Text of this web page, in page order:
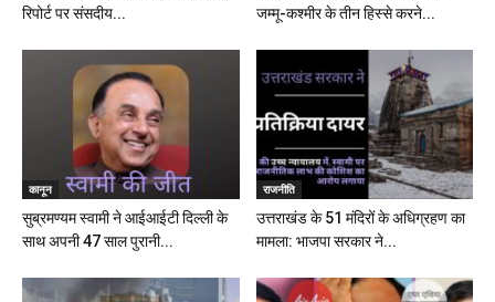
रिपोर्ट पर संसदीय...
जम्मू-कश्मीर के तीन हिस्से करने...
कानून
सुब्रमण्यम स्वामी ने आईआईटी दिल्ली के
साथ अपनी 47 साल पुरानी...
राजनीति
उत्तराखंड के 51 मंदिरों के अधिग्रहण का
मामला: भाजपा सरकार ने...